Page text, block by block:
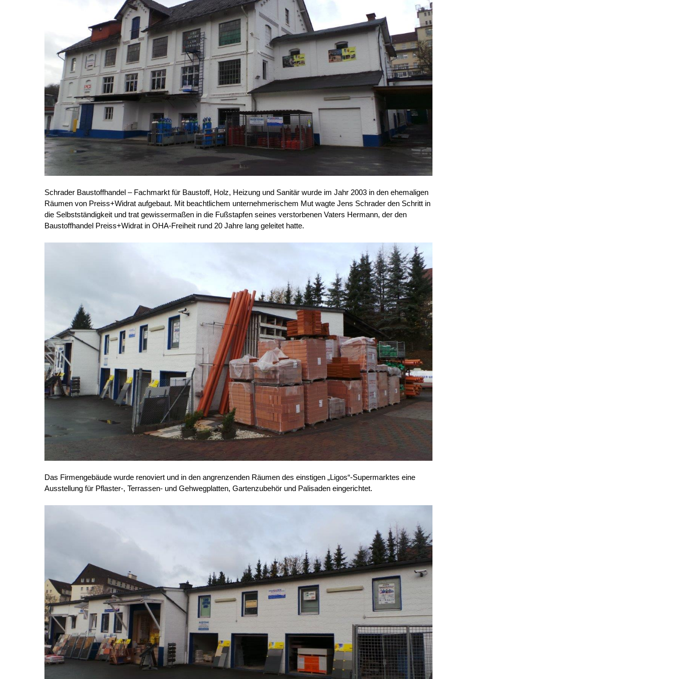
Schrader Baustoffhandel – Fachmarkt für Baustoff, Holz, Heizung und Sanitär wurde im Jahr 2003 in den ehemaligen
Räumen von Preiss+Widrat aufgebaut. Mit beachtlichem unternehmerischem Mut wagte Jens Schrader den Schritt in
die Selbstständigkeit und trat gewissermaßen in die Fußstapfen seines verstorbenen Vaters Hermann, der den
Baustoffhandel Preiss+Widrat in OHA-Freiheit rund 20 Jahre lang geleitet hatte.
Das Firmengebäude wurde renoviert und in den angrenzenden Räumen des einstigen „Ligos“-Supermarktes eine
Ausstellung für Pflaster-, Terrassen- und Gehwegplatten, Gartenzubehör und Palisaden eingerichtet.